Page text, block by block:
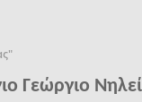
Γεώργιο